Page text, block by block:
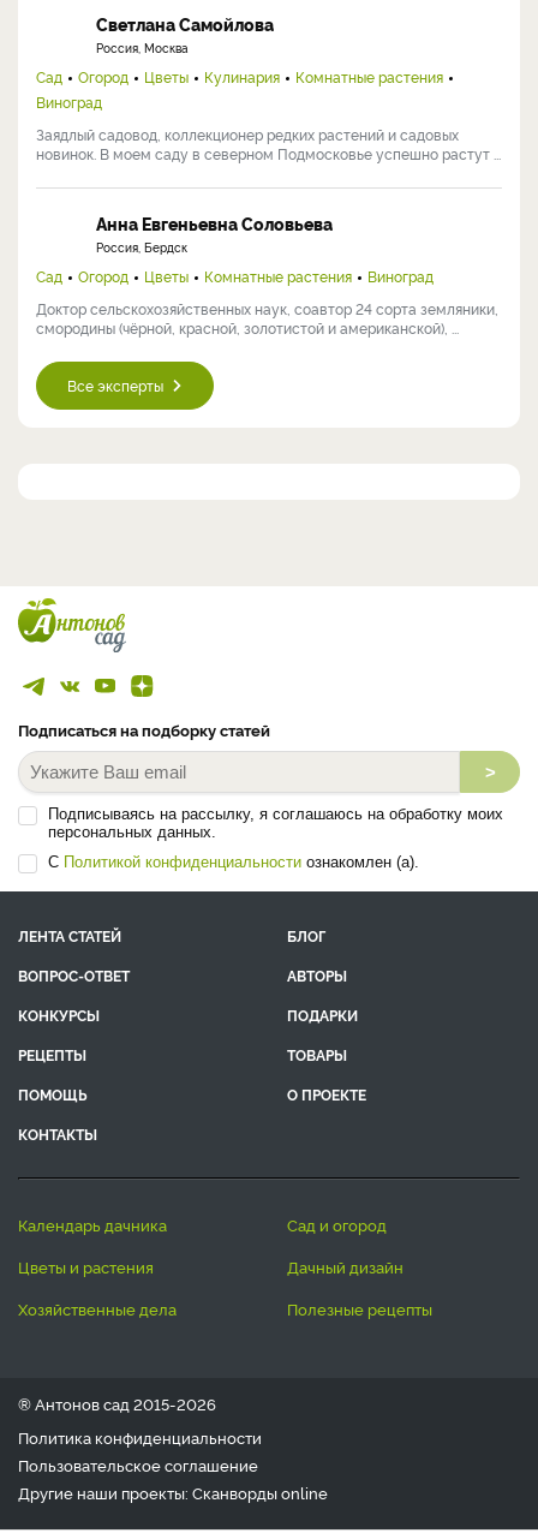
Светлана Самойлова
Россия, Москва
Сад Огород Цветы Кулинария
Комнатные растения
Виноград
Заядлый садовод, коллекционер редких растений и садовых
новинок. В моем саду в северном Подмосковье успешно растут ...
Анна Евгеньевна Соловьева
Россия, Бердск
Сад Огород Цветы Комнатные растения
Виноград
Доктор сельскохозяйственных наук, соавтор 24 сорта земляники,
смородины (чёрной, красной, золотистой и американской), ...
Все эксперты
Подписаться на подборку статей
>
Подписываясь на рассылку, я соглашаюсь на обработку моих
персональных данных.
С Политикой конфиденциальности ознакомлен (а).
ЛЕНТА СТАТЕЙ
БЛОГ
ВОПРОС-ОТВЕТ
АВТОРЫ
КОНКУРСЫ
ПОДАРКИ
РЕЦЕПТЫ
ТОВАРЫ
ПОМОЩЬ
О ПРОЕКТЕ
КОНТАКТЫ
календарь дачника
сад и огород
цветы и растения
дачный дизайн
хозяйственные дела
полезные рецепты
® Антонов сад 2015-2026
Политика конфиденциальности
Пользовательское соглашение
Другие наши проекты: Сканвордыonline